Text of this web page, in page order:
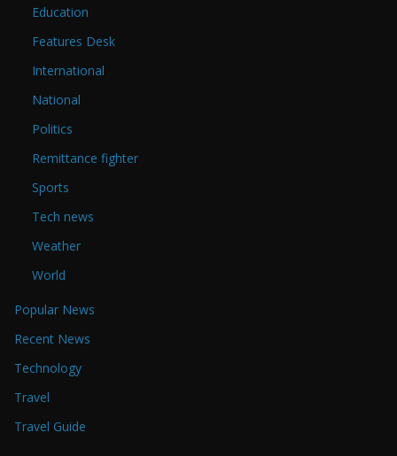
Education
Features Desk
International
National
Politics
Remittance fighter
Sports
Tech news
Weather
World
Popular News
Recent News
Technology
Travel
Travel Guide